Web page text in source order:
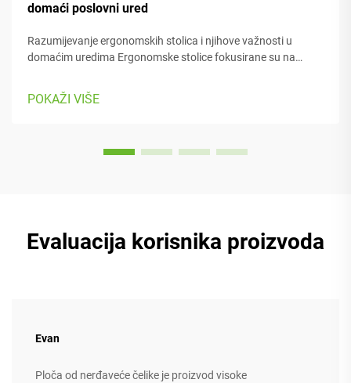
domaći poslovni ured
Razumijevanje ergonomskih stolica i njihove važnosti u
domaćim uredima Ergonomske stolice fokusirane su na
regulabilnim dijelovima koji se prilagođavaju različitim
tipovima tijela i preferencijama. Većina modela dolazi s...
POKAŽI VIŠE
Evaluacija korisnika proizvoda
Evan
Ploča od nerđaveće čelike je proizvod visoke